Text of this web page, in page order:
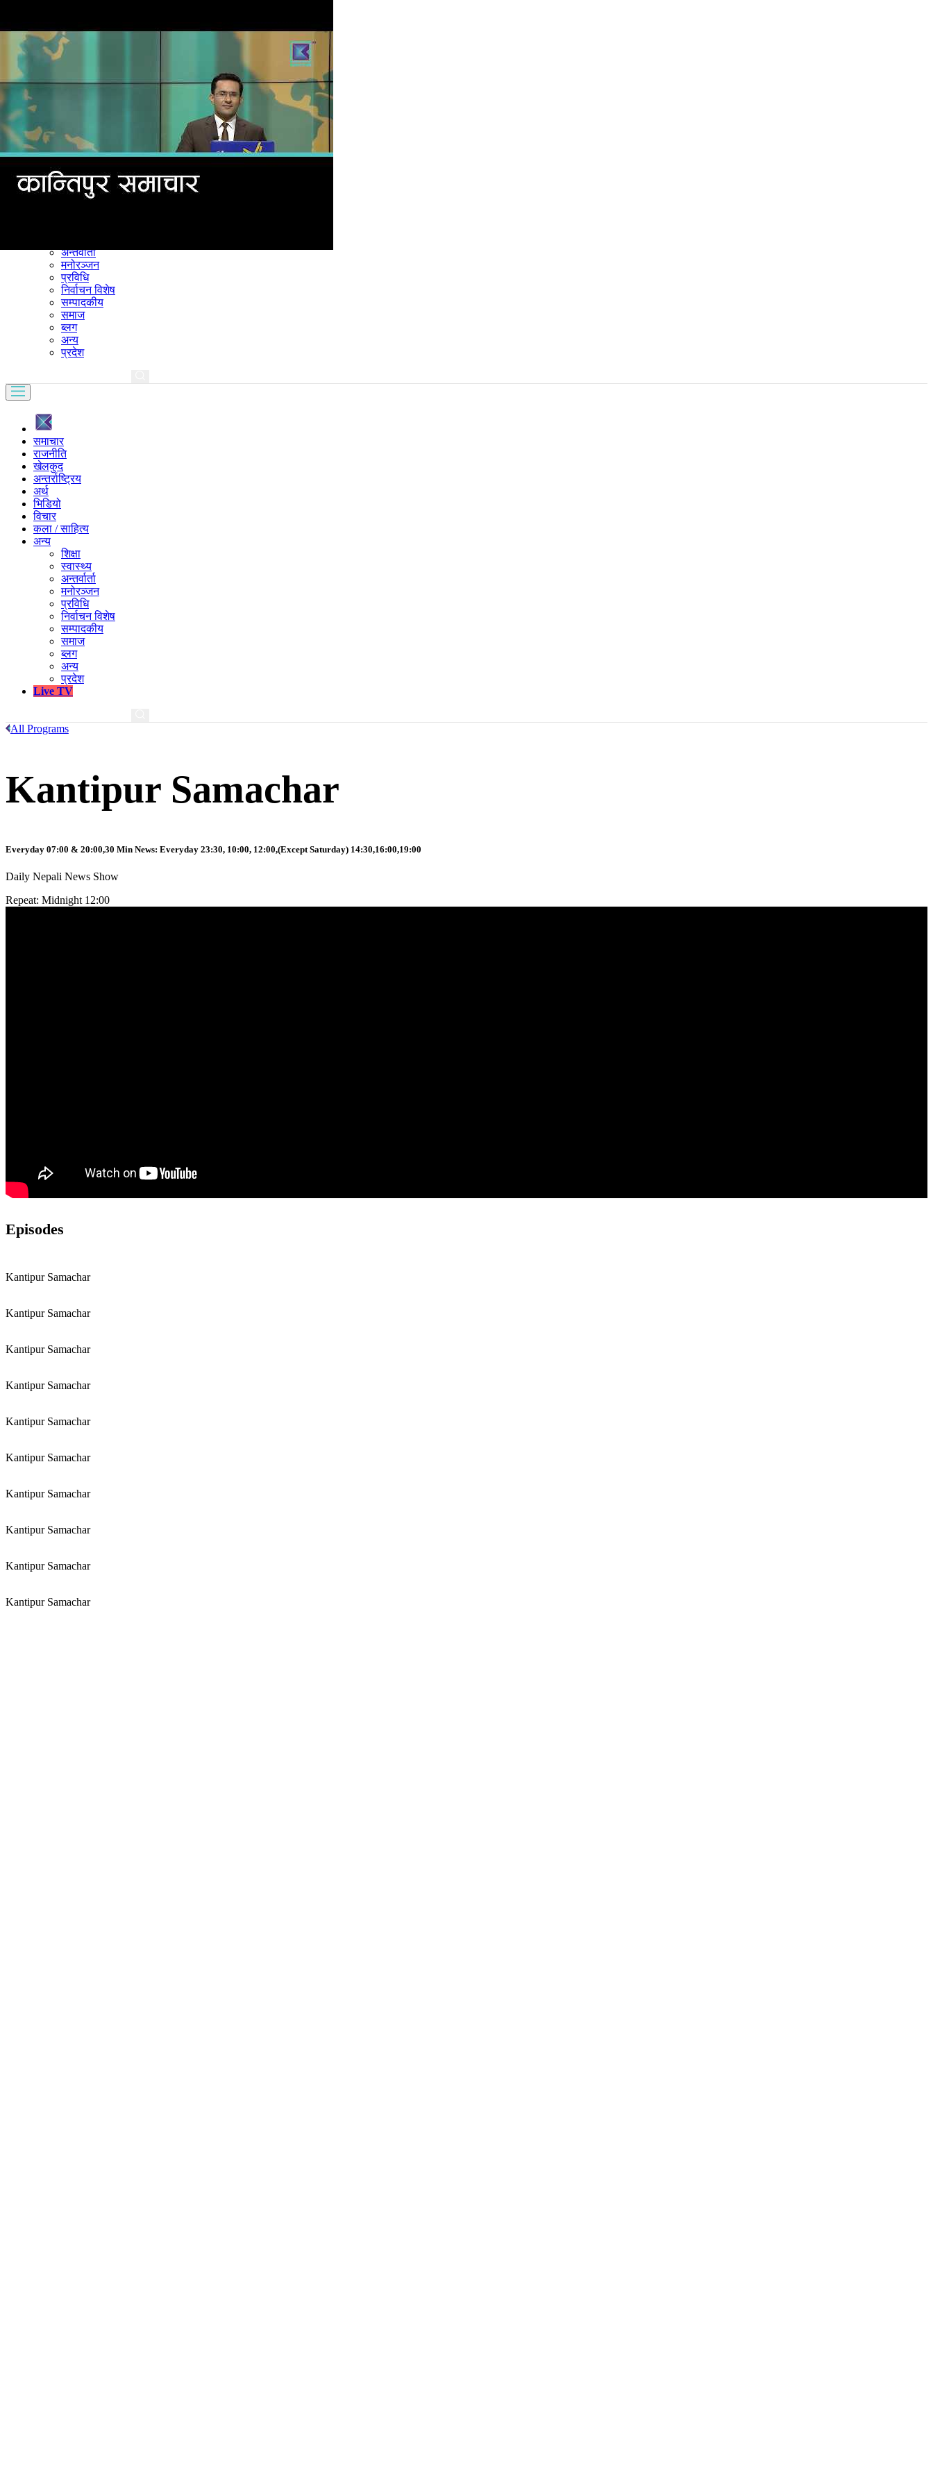
समाचार
राजनीति
खेलकुद
अन्तर्राष्ट्रिय
भिडियो
विचार
कला / साहित्य
अन्तर्वार्ता
मनोरञ्जन
प्रविधि
निर्वाचन विशेष
सम्पादकीय
समाज
ब्लग
अन्य
प्रदेश
समाचार
राजनीति
खेलकुद
अन्तर्राष्ट्रिय
अर्थ
भिडियो
विचार
कला / साहित्य
अन्य
शिक्षा
स्वास्थ्य
अन्तर्वार्ता
मनोरञ्जन
प्रविधि
निर्वाचन विशेष
सम्पादकीय
समाज
ब्लग
अन्य
प्रदेश
Live TV
All Programs
Kantipur Samachar
Everyday 07:00 & 20:00,30 Min News: Everyday 23:30, 10:00, 12:00,(Except Saturday) 14:30,16:00,19:00
Daily Nepali News Show
Repeat: Midnight 12:00
Episodes
Kantipur Samachar
Kantipur Samachar
Kantipur Samachar
Kantipur Samachar
Kantipur Samachar
Kantipur Samachar
Kantipur Samachar
Kantipur Samachar
Kantipur Samachar
Kantipur Samachar